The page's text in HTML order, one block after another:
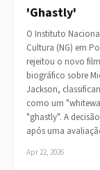
'Ghastly'
O Instituto
Cultura (NG) em
rejeitou o novo
biográfico sobre
Jackson,
como um
"ghastly". A
após uma
Apr 22, 2026